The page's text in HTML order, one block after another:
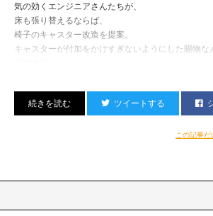
気の効くエンジニアさんたちが、
床も張り替えるならば、
椅子のキャスター改造を提案。
キャスターが付加をかけすぎないようにした賜物な
スタッフK
ツイートする
この記事だ